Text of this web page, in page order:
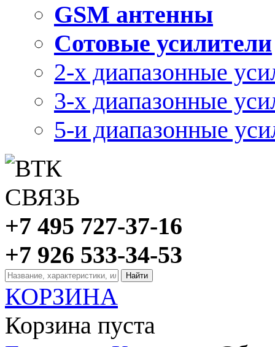
GSM антенны
Сотовые усилители
2-х диапазонные
3-х диапазонные
5-и диапазонные
+7 495 727-37-16
+7 926 533-34-53
КОРЗИНА
Корзина пуста